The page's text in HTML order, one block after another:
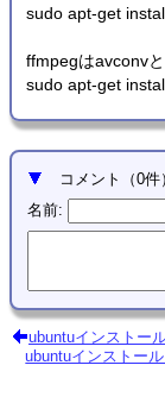
sudo apt-get
ffmpegはavconv
sudo apt-get
コメント （0件
名前:
ubuntuインストー
ubuntuインストー